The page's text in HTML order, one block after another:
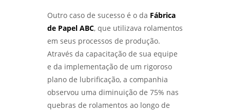
Outro caso de sucesso é o da Fábrica
de Papel ABC, que utilizava rolamentos
em seus processos de produção.
Através da capacitação de sua equipe
e da implementação de um rigoroso
plano de lubrificação, a companhia
observou uma diminuição de 75% nas
quebras de rolamentos ao longo de